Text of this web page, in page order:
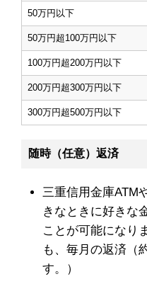
50万円以下
50万円超100万円以下
100万円超200万円以下
200万円超300万円以下
300万円超500万円以下
随時（任意）返済
三重信用金庫ATM
きなときに好きな
ことが可能になり
も、毎月の返済（
す。）